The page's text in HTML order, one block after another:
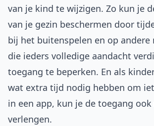
van je kind te wijzigen. Zo kun je
van je gezin beschermen door
bij het buitenspelen en op andere
die ieders volledige aandacht
toegang te beperken. En als
wat extra tijd nodig hebben om
in een app, kun je de toegang
verlengen.